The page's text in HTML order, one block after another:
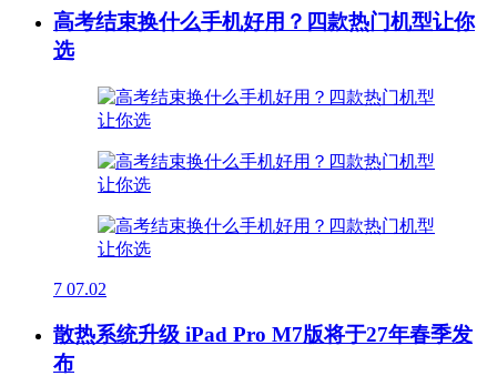
高考结束换什么手机好用？四款热门机型让你
选
7 07.02
散热系统升级 iPad Pro M7版将于27年春季发
布